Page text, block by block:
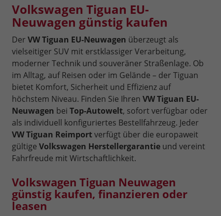
Volkswagen Tiguan EU-
Neuwagen günstig kaufen
Der VW Tiguan EU-Neuwagen überzeugt als
vielseitiger SUV mit erstklassiger Verarbeitung,
moderner Technik und souveräner Straßenlage. Ob
im Alltag, auf Reisen oder im Gelände – der Tiguan
bietet Komfort, Sicherheit und Effizienz auf
höchstem Niveau. Finden Sie Ihren VW Tiguan EU-
Neuwagen bei Top-Autowelt, sofort verfügbar oder
als individuell konfiguriertes Bestellfahrzeug. Jeder
VW Tiguan Reimportverfügt über die europaweit
gültige Volkswagen Herstellergarantie und vereint
Fahrfreude mit Wirtschaftlichkeit.
Volkswagen Tiguan Neuwagen
günstig kaufen, finanzieren oder
leasen